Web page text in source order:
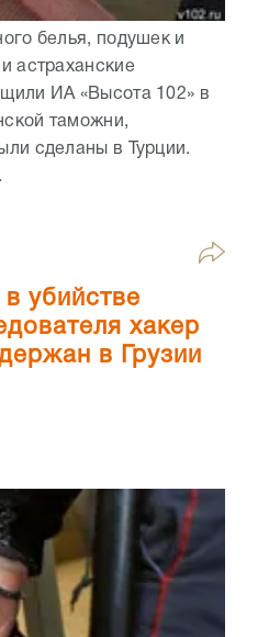
белья, подушек и
астраханские
ИА «Высота 102» в
таможни,
сделаны в Турции.
убийстве
хакер
в Грузии